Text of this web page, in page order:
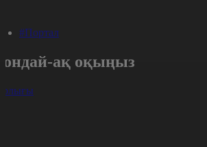
#Портал
ақ оқыңыз